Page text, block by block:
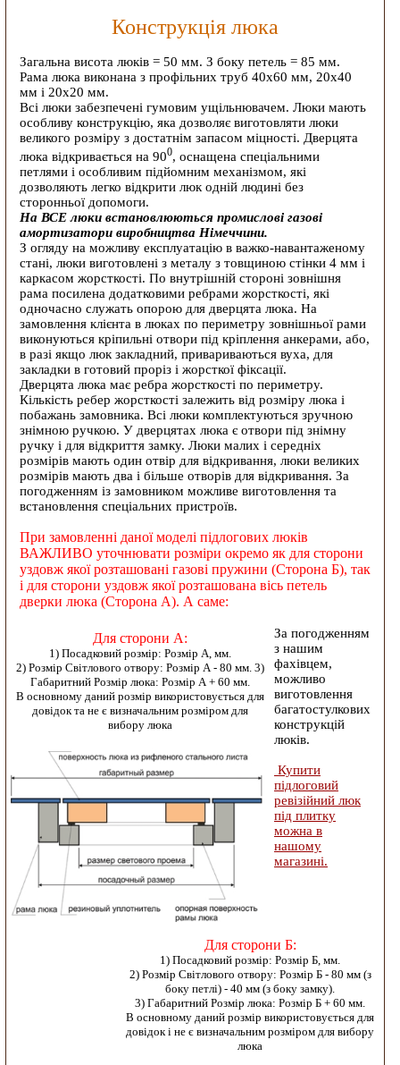
Конструкція люка
Загальна висота люків = 50 мм. З боку петель = 85 мм.
Рама люка виконана з профільних труб 40х60 мм, 20х40
мм і 20х20 мм.
Всі люки забезпечені гумовим ущільнювачем. Люки мають
особливу конструкцію, яка дозволяє виготовляти люки
великого розміру з достатнім запасом міцності. Дверцята
люка відкривається на 900, оснащена спеціальними
петлями і особливим підйомним механізмом, які
дозволяють легко відкрити люк одній людині без
сторонньої допомоги.
На ВСЕ люки встановлюються промислові газові
амортизатори виробництва Німеччини.
З огляду на можливу експлуатацію в важко-навантаженому
стані, люки виготовлені з металу з товщиною стінки 4 мм і
каркасом жорсткості. По внутрішній стороні зовнішня
рама посилена додатковими ребрами жорсткості, які
одночасно служать опорою для дверцята люка. На
замовлення клієнта в люках по периметру зовнішньої рами
виконуються кріпильні отвори під кріплення анкерами, або,
в разі якщо люк закладний, привариваються вуха, для
закладки в готовий проріз і жорсткої фіксації.
Дверцята люка має ребра жорсткості по периметру.
Кількість ребер жорсткості залежить від розміру люка і
побажань замовника. Всі люки комплектуються зручною
знімною ручкою. У дверцятах люка є отвори під знімну
ручку і для відкриття замку. Люки малих і середніх
розмірів мають один отвір для відкривання, люки великих
розмірів мають два і більше отворів для відкривання. За
погодженням із замовником можливе виготовлення та
встановлення спеціальних пристроїв.
При замовленні даної моделі підлогових люків
ВАЖЛИВО уточнювати розміри окремо як для сторони
уздовж якої розташовані газові пружини (Сторона Б), так
і для сторони уздовж якої розташована вісь петель
дверки люка (Сторона А). А саме:
Для сторони А:
1) Посадковий розмір: Розмір А, мм.
2) Розмір Світлового отвору: Розмір А - 80 мм. 3)
Габаритний Розмір люка: Розмір А + 60 мм.
В основному даний розмір використовується для
довідок та не є визначальним розміром для
вибору люка
Для сторони Б:
1) Посадковий розмір: Розмір Б, мм.
2) Розмір Світлового отвору: Розмір Б - 80 мм (з
боку петлі) - 40 мм (з боку замку).
3) Габаритний Розмір люка: Розмір Б + 60 мм.
В основному даний розмір використовується для
довідок і не є визначальним розміром для вибору
люка
За погодженням
з нашим
фахівцем,
можливо
виготовлення
багатостулкових
конструкцій
люків.
Купити
підлоговий
ревізійний люк
під плитку
можна в
нашому
магазині.